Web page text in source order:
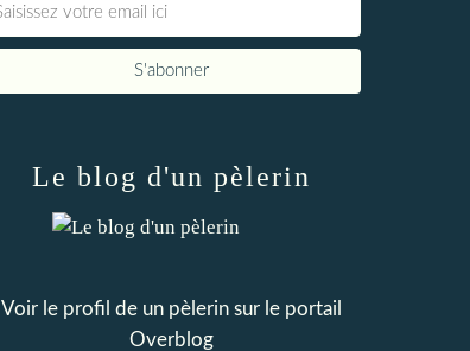
Le blog d'un pèlerin
Voir le profil de un pèlerinsur le portail
Overblog